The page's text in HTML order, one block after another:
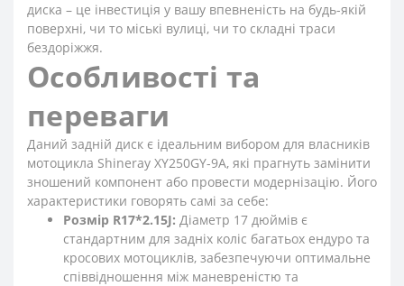
диска – це інвестиція у вашу впевненість на будь-якій
поверхні, чи то міські вулиці, чи то складні траси
бездоріжжя.
Особливості та
переваги
Даний задній диск є ідеальним вибором для власників
мотоцикла Shineray XY250GY-9A, які прагнуть замінити
зношений компонент або провести модернізацію. Його
характеристики говорять самі за себе:
Розмір R17*2.15J: Діаметр 17 дюймів є
стандартним для задніх коліс багатьох ендуро та
кросових мотоциклів, забезпечуючи оптимальне
співвідношення між маневреністю та